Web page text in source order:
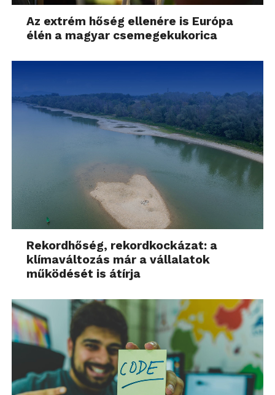
Az extrém hőség ellenére is Európa
élén a magyar csemegekukorica
Rekordhőség, rekordkockázat: a
klímaváltozás már a vállalatok
működését is átírja